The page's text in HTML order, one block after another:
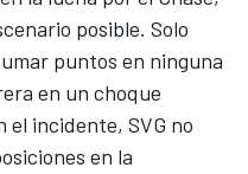
posible. Solo
puntos en ninguna
en un choque
incidente, SVG no
en la